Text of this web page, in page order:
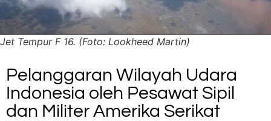
Jet Tempur F 16. (Foto: Lookheed Martin)
Pelanggaran Wilayah Udara
Indonesia oleh Pesawat Sipil
dan Militer Amerika Serikat